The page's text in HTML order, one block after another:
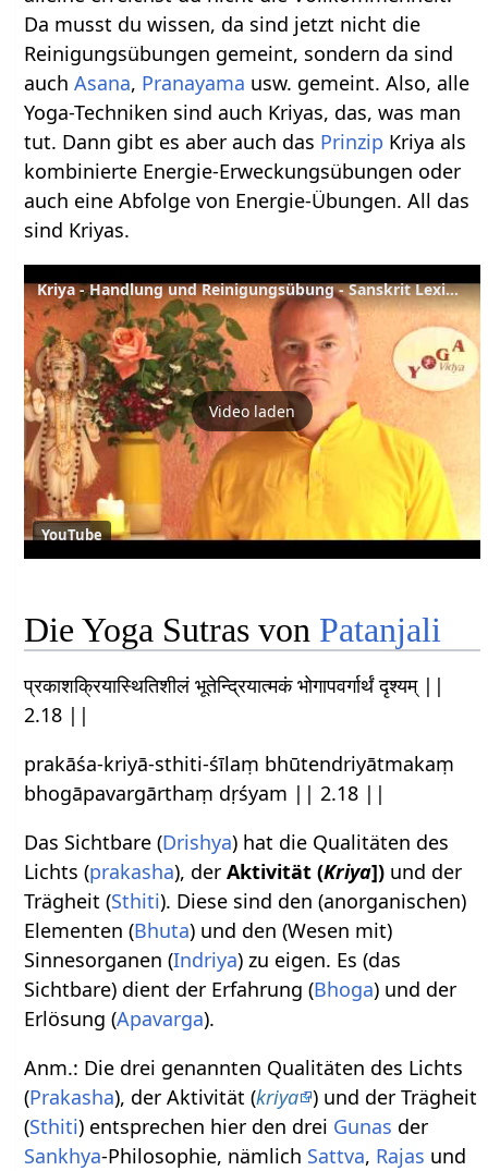
Da musst du wissen, da sind jetzt nicht die
Reinigungsübungen gemeint, sondern da sind
auchAsana, Pranayama usw. gemeint. Also, alle
Yoga-Techniken sind auch Kriyas, das, was man
tut. Dann gibt es aber auch das Prinzip Kriya als
kombinierte Energie-Erweckungsübungen oder
auch eine Abfolge von Energie-Übungen. All das
sind Kriyas.
Kriya - Handlung und Reinigungsübung - Sanskrit Lexikon
Video laden
YouTube
Die Yoga Sutras von Patanjali
प्रकाशक्रियास्थितिशीलं भूतेन्द्रियात्मकं भोगापवर्गार्थं दृश्यम् ||
2.18 ||
prakāśa-kriyā-sthiti-śīlaṃ bhūtendriyātmakaṃ
bhogāpavargārthaṃ dṛśyam || 2.18 ||
Das Sichtbare (Drishya) hat die Qualitäten des
Lichts (prakasha), derAktivität (Kriya]) und der
Trägheit (Sthiti). Diese sind den (anorganischen)
Elementen (Bhuta) und den (Wesen mit)
Sinnesorganen (Indriya) zu eigen. Es (das
Sichtbare) dient der Erfahrung (Bhoga) und der
Erlösung (Apavarga).
Anm.: Die drei genannten Qualitäten des Lichts
(Prakasha), der Aktivität (kriya ) und der Trägheit
(Sthiti) entsprechen hier den drei Gunas der
Sankhya-Philosophie, nämlich Sattva, Rajas und